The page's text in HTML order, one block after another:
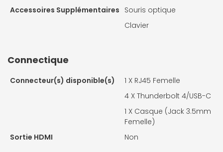
Accessoires Supplémentaires Souris optique
Clavier
Connectique
Connecteur(s) disponible(s) 1 X RJ45 Femelle
4 X Thunderbolt 4/USB-C
1 X Casque (Jack 3.5mm
Femelle)
Sortie HDMI
Non